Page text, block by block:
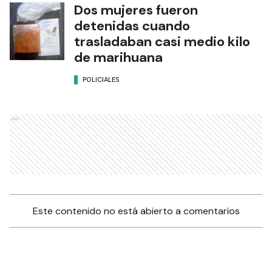
Dos mujeres fueron
detenidas cuando
trasladaban casi medio kilo
de marihuana
POLICIALES
Ads
Este contenido no está abierto a comentarios